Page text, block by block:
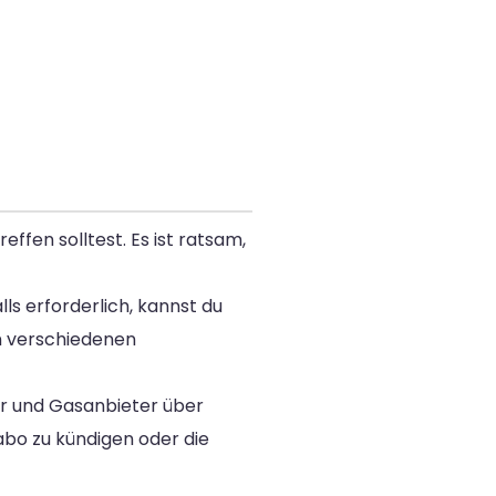
solltest. Es ist ratsam,
erforderlich, kannst du
und Gasanbieter über
zu kündigen oder die